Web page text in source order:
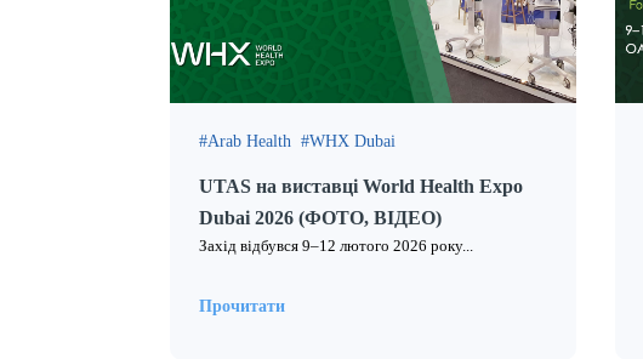
Arab Health WHX Dubai
UTAS на виставці World Health Expo
Dubai 2026 (ФОТО, ВІДЕО)
Захід відбувся 9–12 лютого 2026 року...
Прочитати